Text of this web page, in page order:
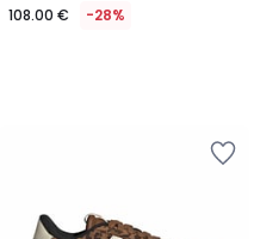
108.00 € -28%